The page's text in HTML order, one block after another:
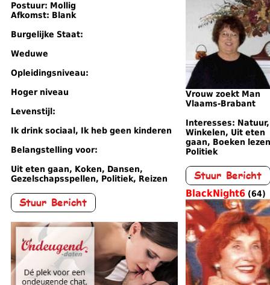
Postuur: Mollig
Afkomst: Blank
Burgelijke Staat:
Weduwe
Opleidingsniveau:
Hoger niveau
Levenstijl:
Ik drink sociaal, Ik heb geen kinderen
Belangstelling voor:
Uit eten gaan, Koken, Dansen,
Gezelschapsspellen, Politiek, Reizen
Vrouw zoekt Man
Vlaams-Brabant
Interesses: Natuur,
Winkelen, Uit eten
gaan, Boeken
Politiek
BlackNight6 (64)